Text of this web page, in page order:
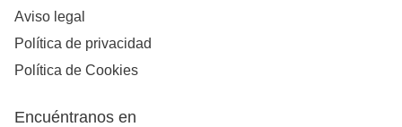
Aviso legal
Política de privacidad
Política de Cookies
Encuéntranos en